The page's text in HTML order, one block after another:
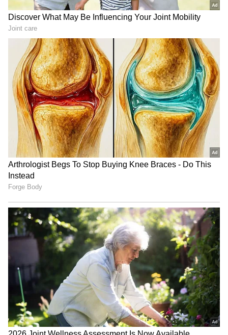
లగ్జరీ హోటల్ రూమ్‌ లోకి వెళ్లిన ఫీలింగ్ కలుగుతుంది.
ప్రయాణికుల భద్రత, సౌకర్యాన్ని దృష్టిలో పెట్టుకుని ఎన్నో
కొత్త ఫీచర్లను ఇందులో చేర్చారు. ముఖ్యంగా బయటినుండి
కోచ్‌లలోకి ప్రవేశించేందుకు, రైలు లోనే ఒక కోచ్ నుండి మరో
కోచ్‌కి వెళ్లేందుకు సెన్సార్‌తో పనిచేసే ఆటోమేటిక్ డోర్లను
ఏర్పాటు చేశారు.
సీసీటీవీ కెమెరాలతో పాటు భద్రతా వ్యవస్థలు, డిజిటల్
ఇన్ఫర్మేషన్ స్క్రీన్లు, కొత్తరకం టాయిలెట్లు, మెరుగైన బెర్త్
డిజైన్, ఎక్కువ ప్రైవసీ కోసం స్లైడింగ్ డోర్లతో కూడిన
క్యాబిన్లు ఈ ట్రైన్ ప్రత్యేకతలు. అంతేకాదు పై బెర్త్‌లకు
ఎక్కడానికి మరింత సురక్షితంగా, సౌకర్యవంతంగా ఉండేలా
మెట్లు కూడా ఏర్పాటు చేశారు.
Related Articles
మీరు ఎక్కేలోపే వందే భారత్ ట్రైన్ డోర్లు క్లోజ్
అయితే... ఏం చేయాలో తెలుసా..?
India First Vande Bharat Sleeper Train: వందే
భారత్ స్లీపర్ లోపల ఎలా ఉంటుందో తెలుసా? |
Asianet Telugu
3